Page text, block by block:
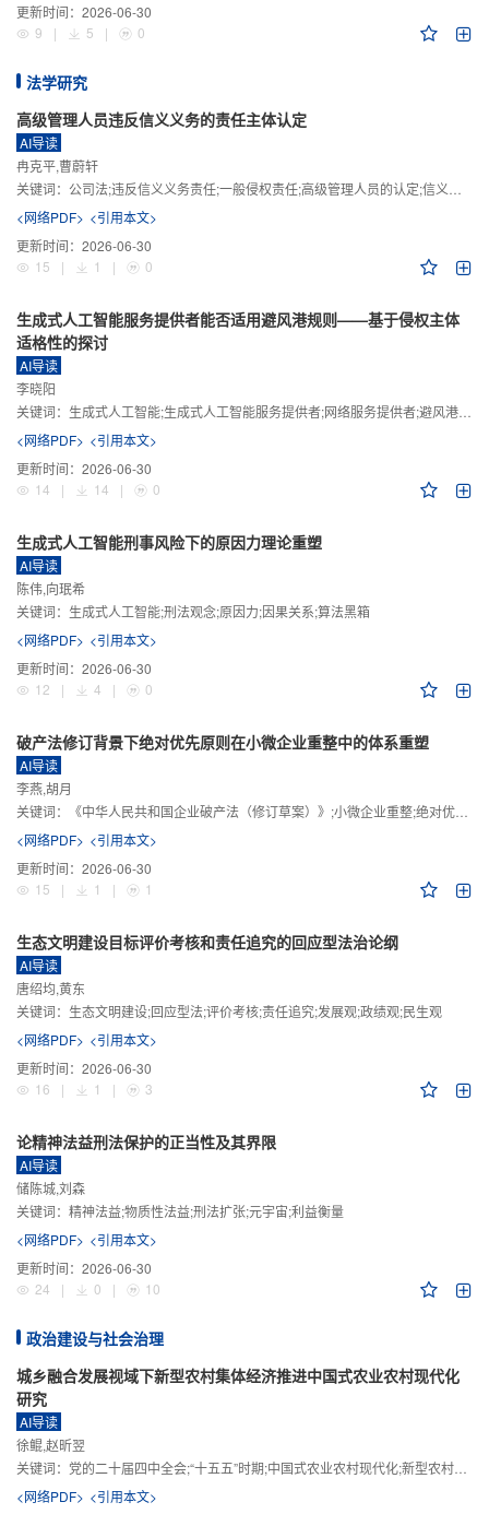
更新时间： 2026-06-30
9
| 5 | 0
法学研究
高级管理人员违反信义义务的责任主体认定
AI导读
冉克平,曹蔚轩
关键词： 公司法;违反信义义务责任;一般侵权责任;高级管理人员的认定;信义义务
<网络PDF> <引用本文>
更新时间： 2026-06-30
15
| 1 | 0
生成式人工智能服务提供者能否适用避风港规则——基于侵权主体
适格性的探讨
AI导读
李晓阳
关键词： 生成式人工智能;生成式人工智能服务提供者;网络服务提供者;避风港规则;版权责任
<网络PDF> <引用本文>
更新时间： 2026-06-30
14
| 14 | 0
生成式人工智能刑事风险下的原因力理论重塑
AI导读
陈伟,向珉希
关键词： 生成式人工智能;刑法观念;原因力;因果关系;算法黑箱
<网络PDF> <引用本文>
更新时间： 2026-06-30
12
| 4 | 0
破产法修订背景下绝对优先原则在小微企业重整中的体系重塑
AI导读
李燕,胡月
关键词：
《中华人民共和国企业破产法（修订草案）》;小微企业重整;绝对优先原则;股东权益保留;预期可支配收入标准
<网络PDF> <引用本文>
更新时间： 2026-06-30
15
| 1 | 1
生态文明建设目标评价考核和责任追究的回应型法治论纲
AI导读
唐绍均,黄东
关键词： 生态文明建设;回应型法;评价考核;责任追究;发展观;政绩观;民生观
<网络PDF> <引用本文>
更新时间： 2026-06-30
16
| 1 | 3
论精神法益刑法保护的正当性及其界限
AI导读
储陈城,刘森
关键词： 精神法益;物质性法益;刑法扩张;元宇宙;利益衡量
<网络PDF> <引用本文>
更新时间： 2026-06-30
24
| 0 | 10
政治建设与社会治理
城乡融合发展视域下新型农村集体经济推进中国式农业农村现代化
研究
AI导读
徐鲲,赵昕翌
关键词： 党的二十届四中全会;“十五五”时期;中国式农业农村现代化;新型农村集体经济;城乡融合发展;新质生产力
<网络PDF> <引用本文>